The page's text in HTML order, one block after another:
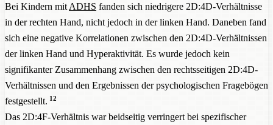
Bei Kindern mit ADHS fanden sich niedrigere 2D:4D-Verhältnisse
in der rechten Hand, nicht jedoch in der linken Hand. Daneben fand
sich eine negative Korrelationen zwischen den 2D:4D-Verhältnissen
der linken Hand und Hyperaktivität. Es wurde jedoch kein
signifikanter Zusammenhang zwischen den rechtsseitigen 2D:4D-
Verhältnissen und den Ergebnissen der psychologischen Fragebögen
festgestellt. 12
Das 2D:4F-Verhältnis war beidseitig verringert bei spezifischer